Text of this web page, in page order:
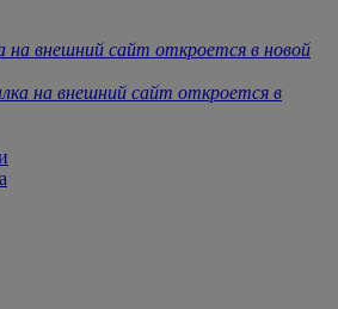
на внешний сайт откроется в новой
на внешний сайт откроется в